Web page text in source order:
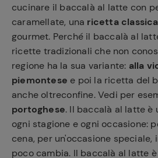
cucinare il baccalà al latte con
caramellate, una ricetta classica
gourmet. Perché il baccalà al
ricette tradizionali che non
regione ha la sua variante: alla
piemontese e poi la ricetta del
anche oltreconfine. Vedi per
portoghese. Il baccalà al latte
ogni stagione e ogni occasione:
cena, per un'occasione speciale,
poco cambia. Il baccalà al latte